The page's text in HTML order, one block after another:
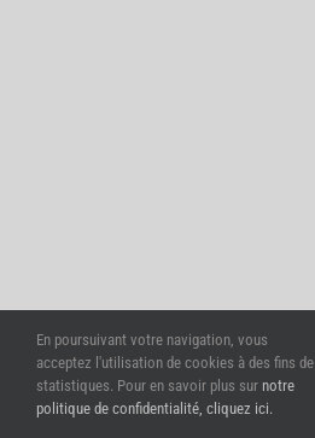
En poursuivant votre navigation, vous
acceptez l'utilisation de cookies à des fins de
statistiques. Pour en savoir plus sur notre
politique de confidentialité, cliquez ici.